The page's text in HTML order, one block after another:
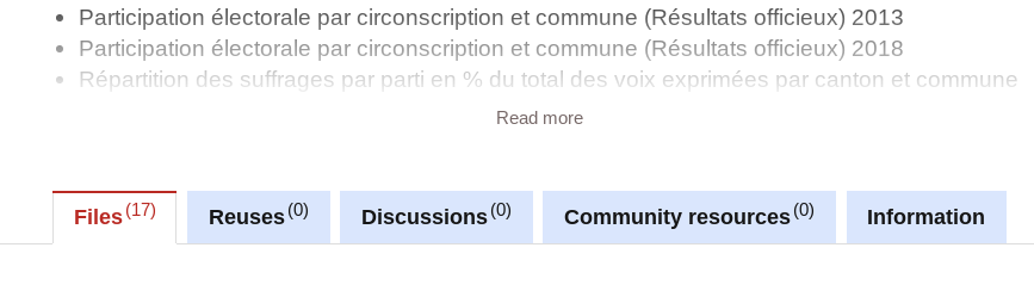
Participation électorale par circonscription et commune (Résultats officieux) 2013
Participation électorale par circonscription et commune (Résultats officieux) 2018
Répartition des suffrages par parti en % du total des voix exprimées par canton et commune
Sièges par parti (élections européennes)
Sièges par parti 1999 - 2011
Read more
Files 17 Reuses 0 Discussions 0 Community resources 0 Information